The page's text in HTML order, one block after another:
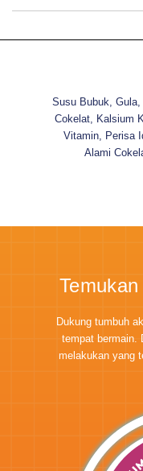
Susu Bubuk,
Cokelat, Kalsium
Vitamin, Perisa
Alami
Dukung tumbuh
tempat bermain.
melakukan yang